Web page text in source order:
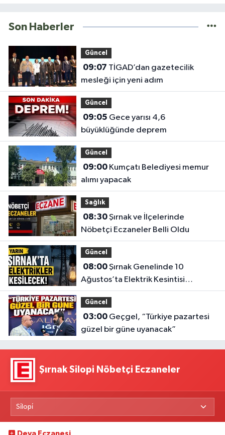
Son Haberler
Güncel
09:07
mesleği için yeni adım
Güncel
09:05
büyüklüğünde deprem
Güncel
09:00Kumçatı Belediyesi memur
alımı yapacak
Sağlık
08:30Şırnak ve İlçelerinde
Nöbetçi Eczaneler Belli Oldu
Güncel
08:00Şırnak Genelinde 10
Ağustos’ta Elektrik Kesintisi
Yapılacak
Güncel
03:00Geçgel, “Türkiye pazartesi
güzel bir güne uyanacak”
Şırnak Silopi Nöbetçi Eczaneler